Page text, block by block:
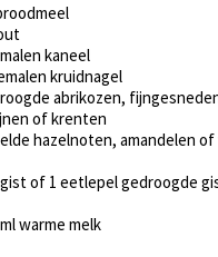
kaneel
kruidnagel
abrikozen,
of krenten
hazelnoten, amandelen
gist of 1 eetlepel gedroogde
warme melk